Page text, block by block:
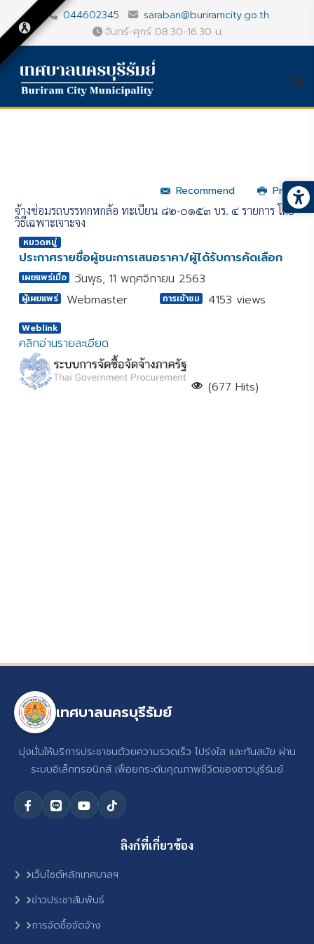
044602345
saraban@buriramcity.go.th
จันทร์-ศุกร์ 08.30-16.30 น.
Recommend
Print
จ้างซ่อมรถบรรทุกหกล้อ ทะเบียน ๘๒-๐๑๕๓ บร. ๔ รายการ โดย
วิธีเฉพาะเจาะจง
หมวดหมู่
ประกาศรายชื่อผู้ชนะการเสนอราคา/ผู้ได้รับการคัดเลือก
เผยแพร่เมื่อ วันพุธ, 11 พฤศจิกายน 2563
ผู้เผยแพร่ Webmaster การเข้าชม 4153 views
Weblink
คลิกอ่านรายละเอียด
(677 Hits)
เทศบาลนครบุรีรัมย์
มุ่งมั่นให้บริการประชาชนด้วยความรวดเร็ว โปร่งใส และทันสมัย ผ่าน
ระบบอิเล็กทรอนิกส์ เพื่อยกระดับคุณภาพชีวิตของชาวบุรีรัมย์
ลิงก์ที่เกี่ยวข้อง
เว็บไซต์หลักเทศบาลฯ
ข่าวประชาสัมพันธ์
การจัดซื้อจัดจ้าง